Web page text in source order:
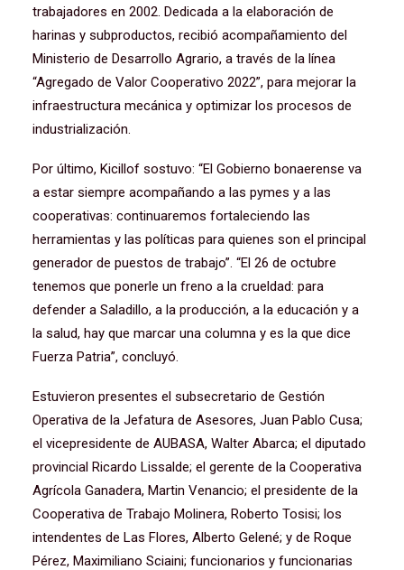
trabajadores en 2002. Dedicada a la elaboración de
harinas y subproductos, recibió acompañamiento del
Ministerio de Desarrollo Agrario, a través de la línea
“Agregado de Valor Cooperativo 2022”, para mejorar la
infraestructura mecánica y optimizar los procesos de
industrialización.
Por último, Kicillof sostuvo: “El Gobierno bonaerense va
a estar siempre acompañando a las pymes y a las
cooperativas: continuaremos fortaleciendo las
herramientas y las políticas para quienes son el principal
generador de puestos de trabajo”. “El 26 de octubre
tenemos que ponerle un freno a la crueldad: para
defender a Saladillo, a la producción, a la educación y a
la salud, hay que marcar una columna y es la que dice
Fuerza Patria”, concluyó.
Estuvieron presentes el subsecretario de Gestión
Operativa de la Jefatura de Asesores, Juan Pablo Cusa;
el vicepresidente de AUBASA, Walter Abarca; el diputado
provincial Ricardo Lissalde; el gerente de la Cooperativa
Agrícola Ganadera, Martin Venancio; el presidente de la
Cooperativa de Trabajo Molinera, Roberto Tosisi; los
intendentes de Las Flores, Alberto Gelené; y de Roque
Pérez, Maximiliano Sciaini; funcionarios y funcionarias